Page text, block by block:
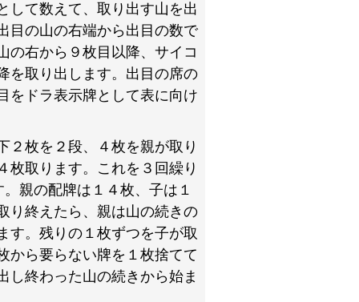
して数えて、取り出す山を出
目の山の右端から出目の数で
の右から９枚目以降、サイコ
を取り出します。出目の席の
をドラ表示牌として表に向け
枚を２段、４枚を親が取り
枚取ります。これを３回繰り
親の配牌は１４枚、子は１
り終えたら、親は山の続きの
す。残りの１枚ずつを子が取
から要らない牌を１枚捨てて
し終わった山の続きから始ま